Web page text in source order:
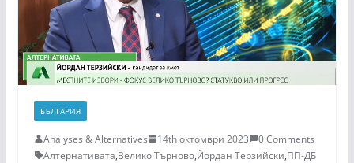
БЪЛГАРИЯ
Analyses & Alternatives 14th октомври 2023
0 Comments
Алтернативата,Велико Търново,Йордан Терзийски,ПП-ДБ